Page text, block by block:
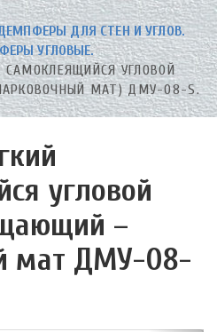
ДЛЯ СТЕН И УГЛОВ.
УГЛОВЫЕ.
УГЛОВОЙ
МАТ) ДМУ-08-S.
угловой
–
мат ДМУ-08-